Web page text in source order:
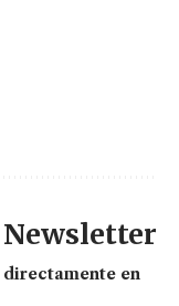
en